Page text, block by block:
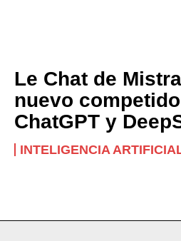
Le Chat de
nuevo
ChatGPT y
INTELIGENCIA